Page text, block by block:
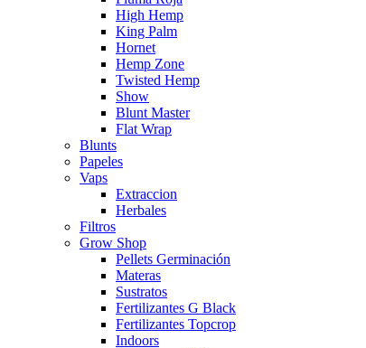
High Hemp
King Palm
Hornet
Hemp Zone
Twisted Hemp
Show
Blunt Master
Flat Wrap
Blunts
Papeles
Vaps
Extraccion
Herbales
Filtros
Grow Shop
Pellets Germinación
Materas
Sustratos
Fertilizantes G Black
Fertilizantes Topcrop
Indoors